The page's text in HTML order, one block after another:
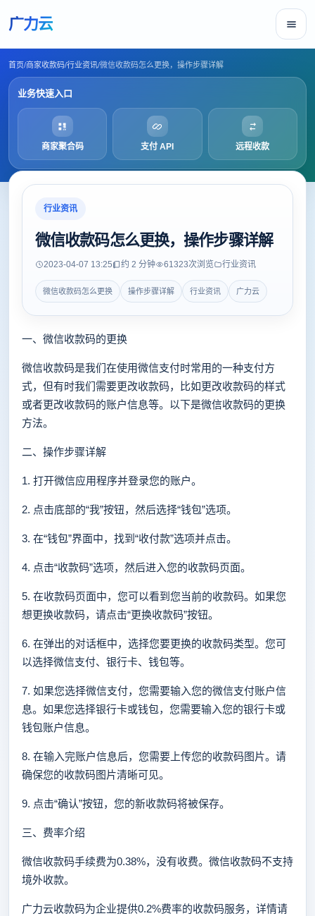
广力云
首页/商家收款码/行业资讯/微信收款码怎么更换，操作步骤详解
业务快速入口
商家聚合码 支付 API 远程收款
行业资讯
微信收款码怎么更换，操作步骤详解
2023-04-07 13:25 约 2 分钟 61323次浏览 行业资讯
微信收款码怎么更换 操作步骤详解 行业资讯 广力云
一、微信收款码的更换
微信收款码是我们在使用微信支付时常用的一种支付方
式，但有时我们需要更改收款码，比如更改收款码的样式
或者更改收款码的账户信息等。以下是微信收款码的更换
方法。
二、操作步骤详解
1. 打开微信应用程序并登录您的账户。
2. 点击底部的“我”按钮，然后选择“钱包”选项。
3. 在“钱包”界面中，找到“收付款”选项并点击。
4. 点击“收款码”选项，然后进入您的收款码页面。
5. 在收款码页面中，您可以看到您当前的收款码。如果您
想更换收款码，请点击“更换收款码”按钮。
6. 在弹出的对话框中，选择您要更换的收款码类型。您可
以选择微信支付、银行卡、钱包等。
7. 如果您选择微信支付，您需要输入您的微信支付账户信
息。如果您选择银行卡或钱包，您需要输入您的银行卡或
钱包账户信息。
8. 在输入完账户信息后，您需要上传您的收款码图片。请
确保您的收款码图片清晰可见。
9. 点击“确认”按钮，您的新收款码将被保存。
三、费率介绍
微信收款码手续费为0.38%，没有收费。微信收款码不支持
境外收款。
广力云收款码为企业提供0.2%费率的收款码服务，详情请